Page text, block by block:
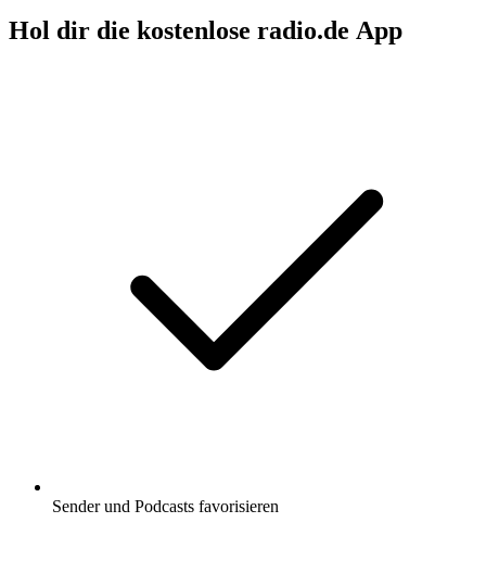
Hol dir die kostenlose radio.de App
Sender und Podcasts favorisieren